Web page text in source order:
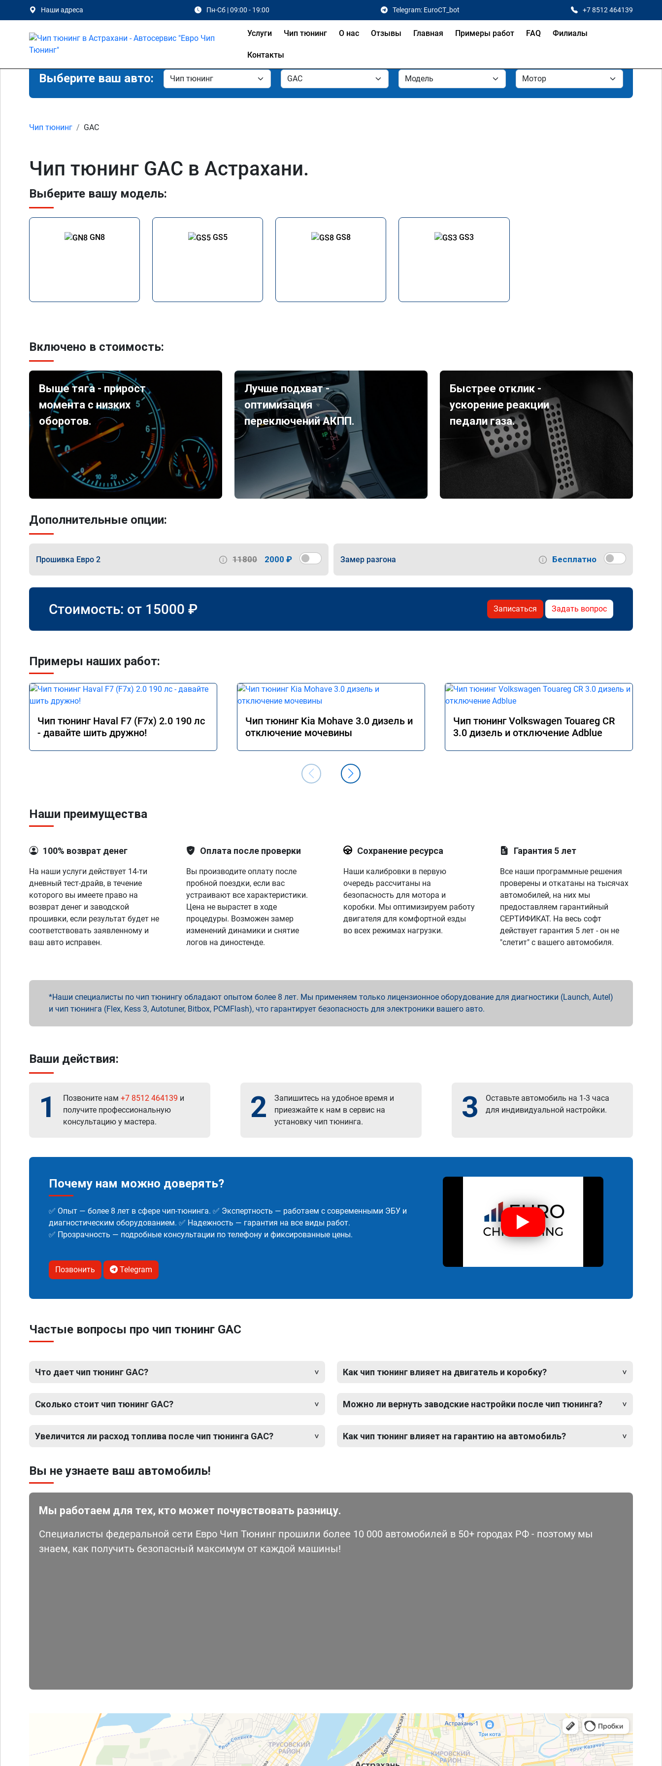
Наши адреса Пн-Сб | 09:00 - 19:00 Telegram: EuroCT_bot +7 8512 464139
Услуги Чип тюнинг О нас Отзывы Главная Примеры работ FAQ Филиалы
Контакты
Выберите ваш авто:
Чип тюнинг GAC
Чип тюнинг GAC в Астрахани.
Выберите вашу модель:
GN8 GS5 GS8 GS3
Включено в стоимость:
Выше тяга - прирост
момента с низких
оборотов.
Лучше подхват -
оптимизация
переключений АКПП.
Быстрее отклик -
ускорение реакции
педали газа.
Дополнительные опции:
Прошивка Евро 2 11800 2000 ₽ Замер разгона Бесплатно
Стоимость: от 15000 ₽ Записаться Задать вопрос
Примеры наших работ:
Чип тюнинг Haval F7 (F7x) 2.0 190 лс
- давайте шить дружно!
Чип тюнинг Kia Mohave 3.0 дизель и
отключение мочевины
Чип тюнинг Volkswagen Touareg CR
3.0 дизель и отключение Adblue
Наши преимущества
100% возврат денег
На наши услуги действует 14-ти
дневный тест-драйв, в течение
которого вы имеете право на
возврат денег и заводской
прошивки, если результат будет не
соответствовать заявленному и
ваш авто исправен.
Оплата после проверки
Вы производите оплату после
пробной поездки, если вас
устраивают все характеристики.
Цена не вырастет в ходе
процедуры. Возможен замер
изменений динамики и снятие
логов на диностенде.
Сохранение ресурса
Наши калибровки в первую
очередь рассчитаны на
безопасность для мотора и
коробки. Мы оптимизируем работу
двигателя для комфортной езды
во всех режимах нагрузки.
Гарантия 5 лет
Все наши программные решения
проверены и откатаны на тысячах
автомобилей, на них мы
предоставляем гарантийный
СЕРТИФИКАТ. На весь софт
действует гарантия 5 лет - он не
"слетит" с вашего автомобиля.
Наши специалисты по чип тюнингу обладают опытом более 8 лет. Мы применяем только лицензионное оборудование для диагностики (Launch, Autel)
и чип тюнинга (Flex, Kess 3, Autotuner, Bitbox, PCMFlash), что гарантирует безопасность для электроники вашего авто.
Ваши действия:
1 Позвоните нам +7 8512 464139 и
получите профессиональную
консультацию у мастера.
2
Запишитесь на удобное время и
приезжайте к нам в сервис на
установку чип тюнинга.
3
Оставьте автомобиль на 1-3 часа
для индивидуальной настройки.
Почему нам можно доверять?
✅ Опыт — более 8 лет в сфере чип-тюнинга. ✅ Экспертность — работаем с современными ЭБУ и
диагностическим оборудованием. ✅ Надежность — гарантия на все виды работ.
✅ Прозрачность — подробные консультации по телефону и фиксированные цены.
Позвонить Telegram
Частые вопросы про чип тюнинг GAC
Что дает чип тюнинг GAC?
Сколько стоит чип тюнинг GAC?
Увеличится ли расход топлива после чип тюнинга GAC?
Как чип тюнинг влияет на двигатель и коробку?
Можно ли вернуть заводские настройки после чип тюнинга?
Как чип тюнинг влияет на гарантию на автомобиль?
Вы не узнаете ваш автомобиль!
Мы работаем для тех, кто может почувствовать разницу.
Специалисты федеральной сети Евро Чип Тюнинг прошили более 10 000 автомобилей в 50+ городах РФ - поэтому мы
знаем, как получить безопасный максимум от каждой машины!